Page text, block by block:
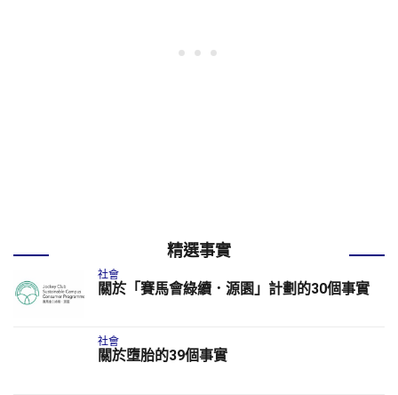
精選事實
社會
關於「賽馬會綠續．源園」計劃的30個事實
社會
關於墮胎的39個事實